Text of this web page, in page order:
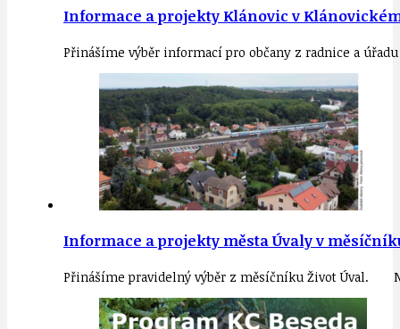
Informace a projekty Klánovic v
Přinášíme výběr informací pro občany z radnice a
Informace a projekty města Úvaly v
Přinášíme pravidelný výběr z měsíčníku Život Úval.